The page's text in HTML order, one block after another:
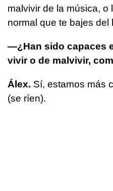
malvivir de la música, o
normal que te bajes del
—¿Han sido capaces
vivir o de malvivir,
Álex. Sí, estamos más
(se ríen).